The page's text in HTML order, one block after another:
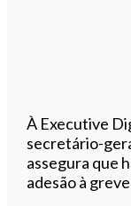
À Executive
secretário-
assegura que
adesão à